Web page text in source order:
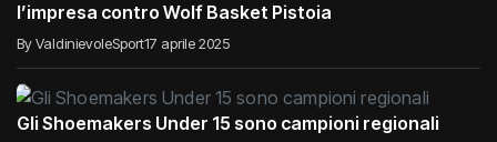
l’impresa contro Wolf Basket Pistoia
By ValdinievoleSport17 aprile 2025
Gli Shoemakers Under 15 sono campioni regionali